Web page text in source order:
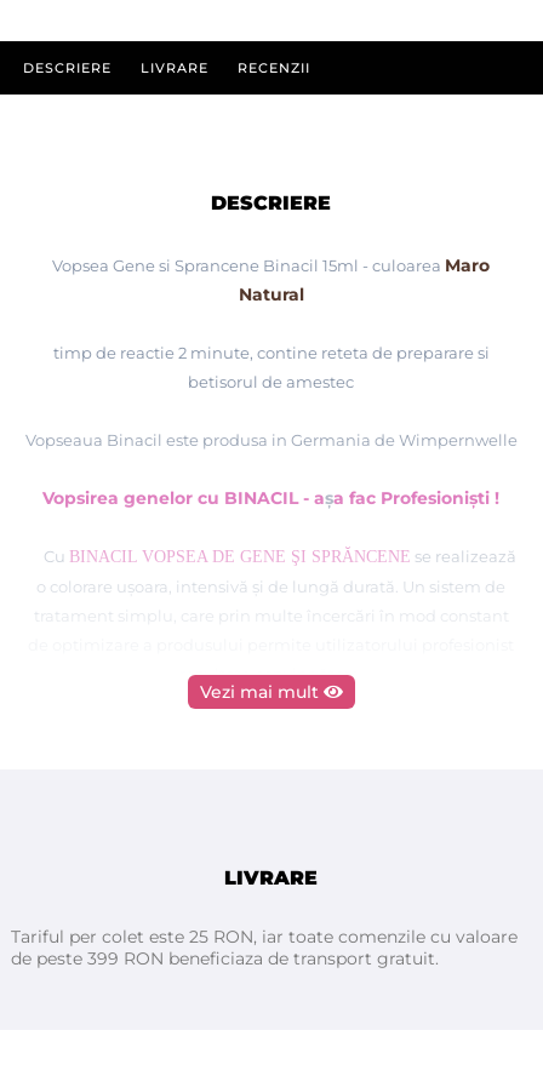
DESCRIERE LIVRARE RECENZII
DESCRIERE
Vopsea Gene si Sprancene Binacil 15ml - culoarea Maro
Natural
timp de reactie 2 minute, contine reteta de preparare si
betisorul de amestec
Vopseaua Binacil este produsa in Germania de Wimpernwelle
Vopsirea genelor cu BINACIL - aşa fac Profesionişti !
Cu BINACIL VOPSEA DE GENE ŞI SPRĂNCENE se realizează
o colorare uşoara, intensivă şi de lungă durată. Un sistem de
tratament simplu, care prin multe încercări în mod constant
rezultate convingătore.
Vezi mai mult
LIVRARE
Tariful per colet este 25 RON, iar toate comenzile cu valoare
de peste 399 RON beneficiaza de transport gratuit.